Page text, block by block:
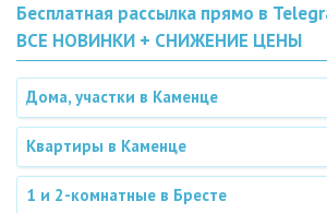
Бесплатная рассылка прямо в
ВСЕ НОВИНКИ + СНИЖЕНИЕ ЦЕНЫ
Дома, участки в Каменце
Квартиры в Каменце
1 и 2-комнатные в Бресте